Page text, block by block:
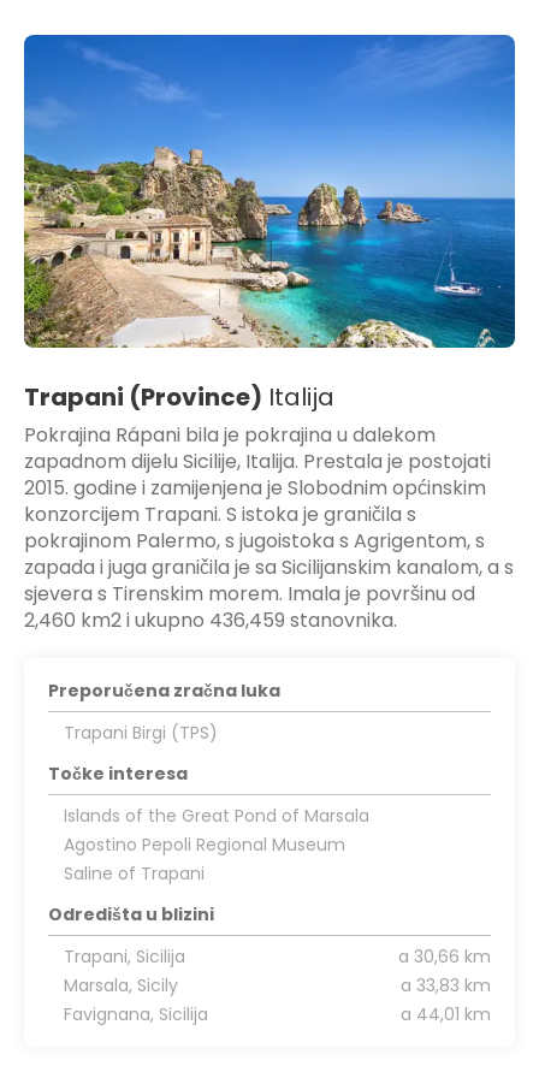
Trapani (Province) Italija
Pokrajina Rápani bila je pokrajina u dalekom
zapadnom dijelu Sicilije, Italija. Prestala je postojati
2015. godine i zamijenjena je Slobodnim općinskim
konzorcijem Trapani. S istoka je graničila s
pokrajinom Palermo, s jugoistoka s Agrigentom, s
zapada i juga graničila je sa Sicilijanskim kanalom, a s
sjevera s Tirenskim morem. Imala je površinu od
2,460 km2 i ukupno 436,459 stanovnika.
Preporučena zračna luka
Trapani Birgi (TPS)
Točke interesa
Islands of the Great Pond of Marsala
Agostino Pepoli Regional Museum
Saline of Trapani
Odredišta u blizini
Trapani, Sicilija
a 30,66 km
Marsala, Sicily
a 33,83 km
Favignana, Sicilija
a 44,01 km